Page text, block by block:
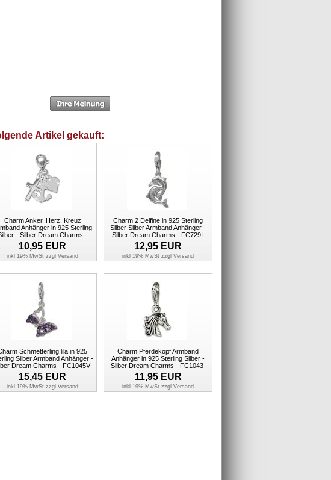
Artikel gekauft:
Charm Anker, Herz, Kreuz
Anhänger in 925 Sterling
- Silber Dream Charms -
FC506
10,95 EUR
inkl 19% MwSt zzgl Versand
Charm 2 Delfine in 925 Sterling
Silber Silber Armband Anhänger -
Silber Dream Charms - FC729I
12,95 EUR
inkl 19% MwSt zzgl Versand
Schmetterling lila in 925
Silber Armband Anhänger -
Dream Charms - FC1045V
15,45 EUR
inkl 19% MwSt zzgl Versand
Charm Pferdekopf Armband
Anhänger in 925 Sterling Silber -
Silber Dream Charms - FC1043
11,95 EUR
inkl 19% MwSt zzgl Versand